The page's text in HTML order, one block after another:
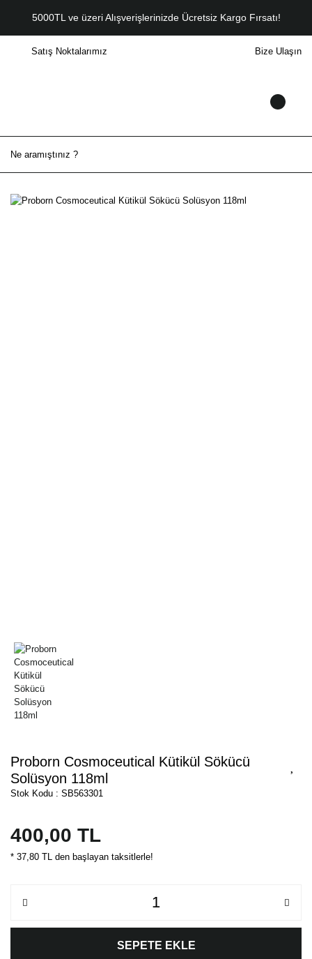
5000TL ve üzeri Alışverişlerinizde Ücretsiz Kargo Fırsatı!
Satış Noktalarımız Bize Ulaşın
Proborn Cosmoceutical Kütikül Sökücü
Solüsyon 118ml
Stok Kodu : SB563301
400,00 TL
* 37,80 TL den başlayan taksitlerle!
SEPETE EKLE